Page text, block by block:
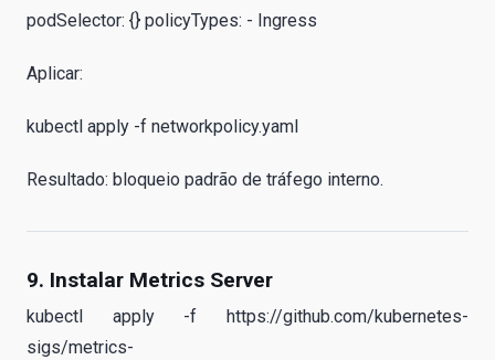
podSelector: {} policyTypes: - Ingress
Aplicar:
kubectl apply -f networkpolicy.yaml
Resultado: bloqueio padrão de tráfego interno.
9. Instalar Metrics Server
kubectl apply -f https://github.com/kubernetes-
sigs/metrics-